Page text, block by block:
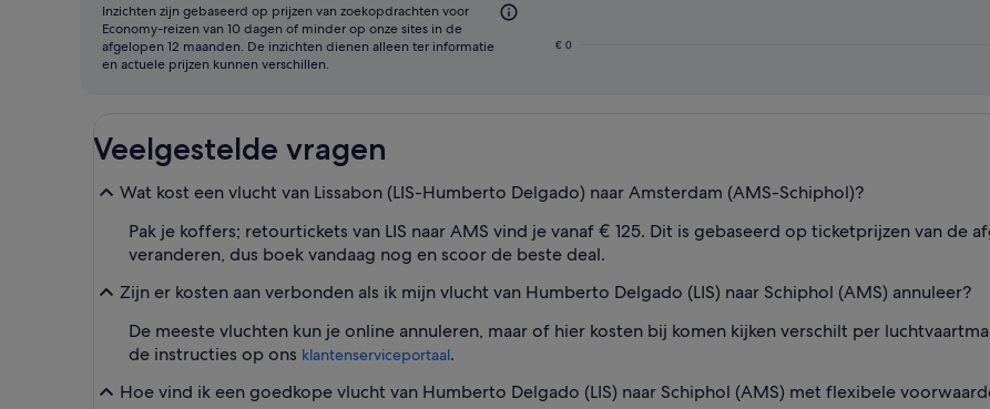
€ 0
Inzichten zijn gebaseerd op prijzen van zoekopdrachten voor
Economy-reizen van 10 dagen of minder op onze sites in de
afgelopen 12 maanden. De inzichten dienen alleen ter informatie
en actuele prijzen kunnen verschillen.
Veelgestelde vragen
Wat kost een vlucht van Lissabon (LIS-Humberto Delgado) naar Amsterdam (AMS-Schiphol)?
Pak je koffers; retourtickets van LIS naar AMS vind je vanaf € 125. Dit is gebaseerd op ticketprijzen van de
veranderen, dus boek vandaag nog en scoor de beste deal.
Zijn er kosten aan verbonden als ik mijn vlucht van Humberto Delgado (LIS) naar Schiphol (AMS) annuleer?
De meeste vluchten kun je online annuleren, maar of hier kosten bij komen kijken verschilt per
de instructies op ons klantenserviceportaal.
Hoe vind ik een goedkope vlucht van Humberto Delgado (LIS) naar Schiphol (AMS) met flexibele